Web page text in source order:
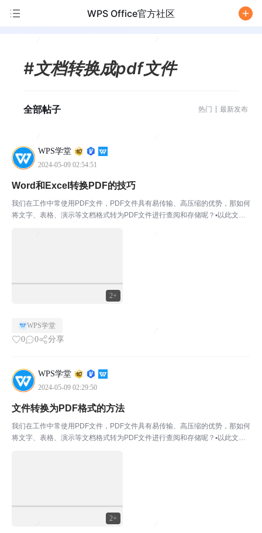
WPS Office官方社区
#文档转换成pdf文件
全部帖子 热门 最新发布
WPS学堂
2024-05-09 02:54:51
2+
Word和Excel转换PDF的技巧
我们在工作中常使用PDF文件，PDF文件具有易传输、高压缩的优势，那如何
将文字、表格、演示等文档格式转为PDF文件进行查阅和存储呢？▪以此文档
WPS学堂
0 0 分享
WPS学堂
2024-05-09 02:29:50
2+
文件转换为PDF格式的方法
我们在工作中常使用PDF文件，PDF文件具有易传输、高压缩的优势，那如何
将文字、表格、演示等文档格式转为PDF文件进行查阅和存储呢？▪以此文档